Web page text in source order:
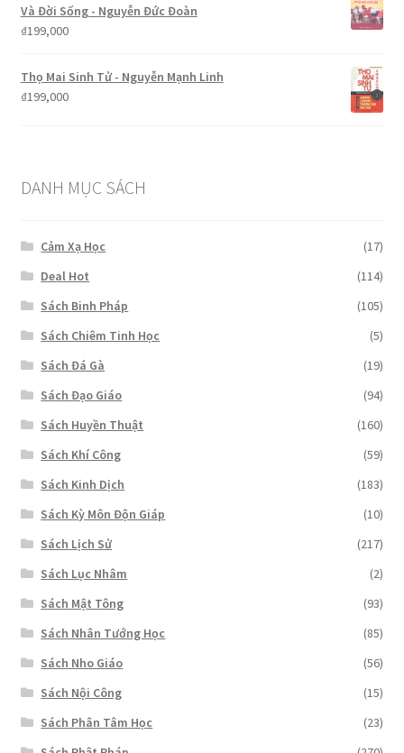
Và Đời Sống - Nguyễn Đức Đoàn
₫199,000
Thọ Mai Sinh Tử - Nguyễn Mạnh Linh
₫199,000
DANH MỤC SÁCH
Cảm Xạ Học
(17)
Deal Hot
(114)
Sách Binh Pháp
(105)
Sách Chiêm Tinh Học
(5)
Sách Đá Gà
(19)
Sách Đạo Giáo
(94)
Sách Huyền Thuật
(160)
Sách Khí Công
(59)
Sách Kinh Dịch
(183)
Sách Kỳ Môn Độn Giáp
(10)
Sách Lịch Sử
(217)
Sách Lục Nhâm
(2)
Sách Mật Tông
(93)
Sách Nhân Tướng Học
(85)
Sách Nho Giáo
(56)
Sách Nội Công
(15)
Sách Phân Tâm Học
(23)